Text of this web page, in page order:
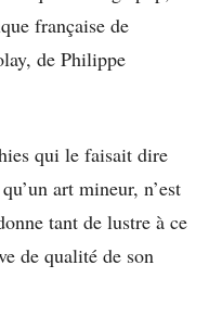
française de
de Philippe
qui le faisait dire
art mineur, n’est
tant de lustre à ce
de qualité de son